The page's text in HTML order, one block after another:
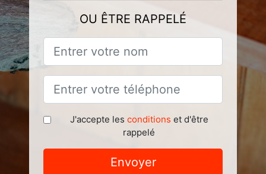
OU ÊTRE RAPPELÉ
J'accepte les conditions et d'être
rappelé
Envoyer